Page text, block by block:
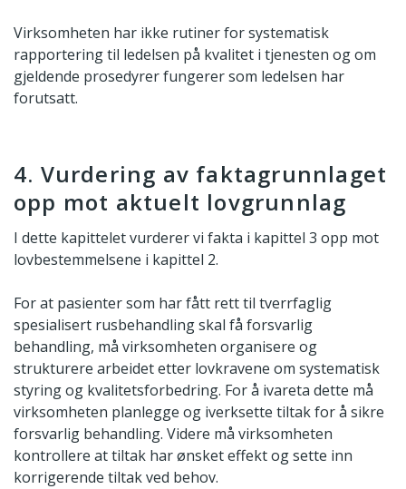
Virksomheten har ikke rutiner for systematisk
rapportering til ledelsen på kvalitet i tjenesten og om
gjeldende prosedyrer fungerer som ledelsen har
forutsatt.
4. Vurdering av faktagrunnlaget
opp mot aktuelt lovgrunnlag
I dette kapittelet vurderer vi fakta i kapittel 3 opp mot
lovbestemmelsene i kapittel 2.
For at pasienter som har fått rett til tverrfaglig
spesialisert rusbehandling skal få forsvarlig
behandling, må virksomheten organisere og
strukturere arbeidet etter lovkravene om systematisk
styring og kvalitetsforbedring. For å ivareta dette må
virksomheten planlegge og iverksette tiltak for å sikre
forsvarlig behandling. Videre må virksomheten
kontrollere at tiltak har ønsket effekt og sette inn
korrigerende tiltak ved behov.